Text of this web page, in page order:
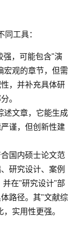
工具：
强，可能包含"演
宏观的章节，但需
，并补充具体研
。
述文章，它能生成
谨，但创新性建
国内硕士论文范
研究设计、案例
并在"研究设计"部
路径。其"文献综
实用性更强。